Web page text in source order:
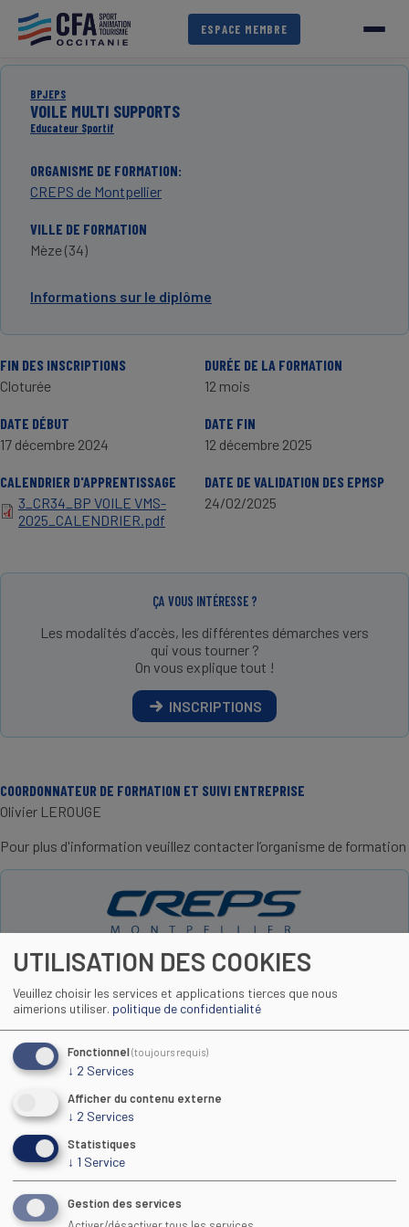
contenu
principal
ESPACE MEMBRE
BPJEPS
VOILE MULTI SUPPORTS
Educateur Sportif
ORGANISME DE FORMATION
CREPS de Montpellier
VILLE DE FORMATION
Mèze (34)
Informations sur le diplôme
FIN DES INSCRIPTIONS
Cloturée
DURÉE DE LA FORMATION
12 mois
DATE DÉBUT
17 décembre 2024
DATE FIN
12 décembre 2025
CALENDRIER D'APPRENTISSAGE
3_CR34_BP VOILE VMS-
2025_CALENDRIER.pdf
DATE DE VALIDATION DES EPMSP
24/02/2025
ÇA VOUS INTÉRESSE ?
Les modalités d’accès, les différentes démarches vers
qui vous tourner ?
On vous explique tout !
INSCRIPTIONS
COORDONNATEUR DE FORMATION ET SUIVI ENTREPRISE
Olivier LEROUGE
Pour plus d'information veuillez contacter l’organisme de formation
formation@creps-montpellier.sports.gouv.fr
04 67 61 05 22
UTILISATION DES COOKIES
Veuillez choisir les services et applications tierces que nous
aimerions utiliser. politique de confidentialité
Fonctionnel(toujours requis)
↓ 2 Services
Afficher du contenu externe
↓ 2 Services
Statistiques
↓ 1 Service
Gestion des services